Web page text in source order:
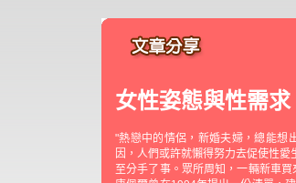
女性姿態與性需求
"熱戀中的情侶，新婚夫婦，總能想
因，人們或許就懶得努力去促使性
至分手了事。眾所周知，一輛新車